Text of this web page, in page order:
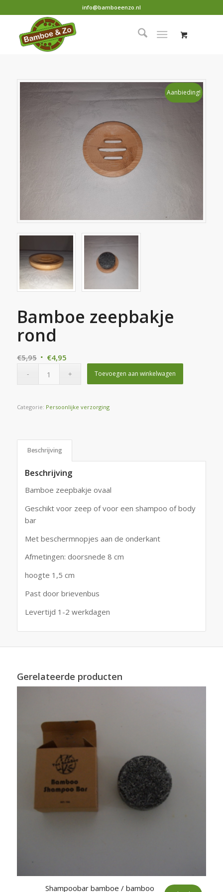
info@bamboeenzo.nl
Aanbieding!
Bamboe zeepbakje
rond
€5,95 Oorspronkelijke
€4,95Huidige
Toevoegen aan winkelwagen
Categorie: Persoonlijke verzorging
Beschrijving
Beschrijving
Bamboe zeepbakje ovaal
Geschikt voor zeep of voor een shampoo of body
bar
Met beschermnopjes aan de onderkant
Afmetingen: doorsnede 8 cm
hoogte 1,5 cm
Past door brievenbus
Levertijd 1-2 werkdagen
Gerelateerde producten
Shampoobar bamboe / bamboo